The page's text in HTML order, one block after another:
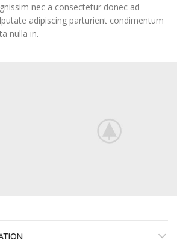
nec a consectetur donec ad
adipiscing parturient condimentum
nulla in.